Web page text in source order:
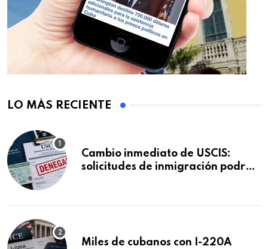
LO MÁS RECIENTE
Cambio inmediato de USCIS:
solicitudes de inmigración podrán
Miles de cubanos con I-220A